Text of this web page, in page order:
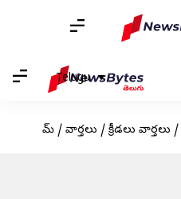
Telugu
హోమ్ / వార్తలు / క్రీడలు వార్తలు /